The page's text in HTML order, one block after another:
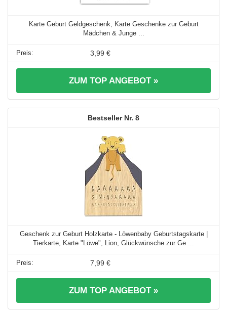
Karte Geburt Geldgeschenk, Karte Geschenke zur Geburt
Mädchen & Junge ...
3,99 €
ZUM TOP ANGEBOT »
8
Geschenk zur Geburt Holzkarte - Löwenbaby Geburtstagskarte |
Tierkarte, Karte "Löwe", Lion, Glückwünsche zur Ge ...
7,99 €
ZUM TOP ANGEBOT »